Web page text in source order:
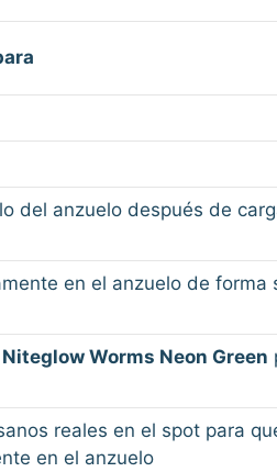
del anzuelo después de
en el anzuelo de forma
Worms Neon Green
reales en el spot para
en el anzuelo